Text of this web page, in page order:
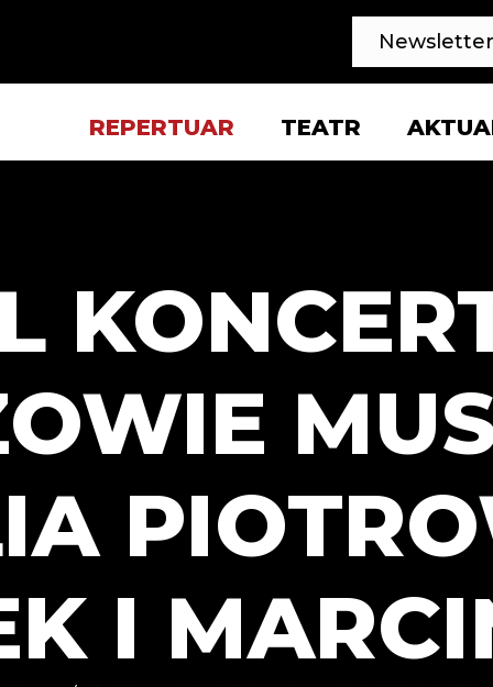
Newsletter
REPERTUAR
GOŚCINNIE
ARCHIWUM
TEATR
HISTORIA
WSPÓŁPRACA
FAQ
KPO
I